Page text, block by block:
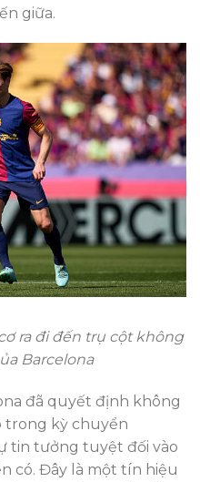
giữa.
ra đi đến trụ cột không
Barcelona
đã quyết định không
trong kỳ chuyển
tin tưởng tuyệt đối vào
có. Đây là một tín hiệu